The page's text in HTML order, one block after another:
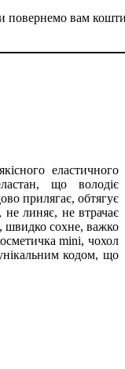
повернемо вам
еластичного
що володіє
прилягає, обтягує
линяє, не втрачає
швидко сохне, важко
mini, чохол
кодом, що